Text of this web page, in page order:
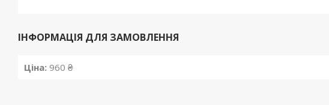
ІНФОРМАЦІЯ ДЛЯ ЗАМОВЛЕННЯ
Ціна: 960 ₴